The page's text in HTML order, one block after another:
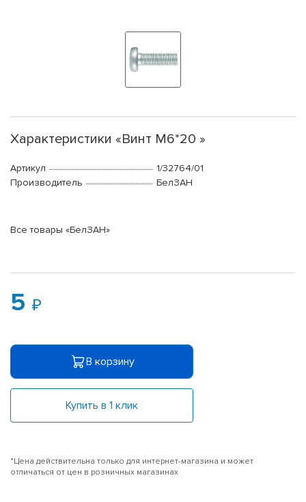
Характеристики «Винт М6*20 »
Артикул
1/32764/01
Производитель
БелЗАН
Все товары «БелЗАН»
5
В корзину
Купить в 1 клик
*Цена действительна только для интернет-магазина и может
отличаться от цен в розничных магазинах